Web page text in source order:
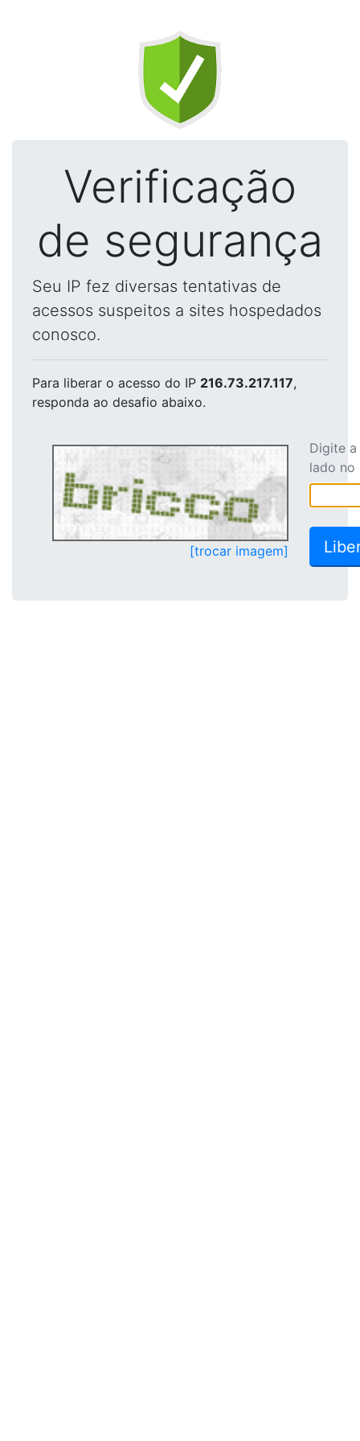
Verificação
de segurança
Seu IP fez diversas tentativas de
acessos suspeitos a sites hospedados
conosco.
Para liberar o acesso do IP 216.73.217.117,
responda ao desafio abaixo.
[trocar imagem]
Digite
lado no